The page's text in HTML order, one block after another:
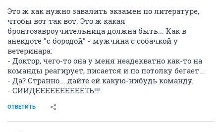
Это ж как нужно завалить экзамен по литературе,
чтобы вот так вот. Это ж какая
бронтозавроучительница должна быть... Как в
анекдоте "с бородой" - мужчина с собачкой у
ветеринара:
- Доктор, чего-то она у меня неадекватно как-то на
команды реагирует, писается и по потолку бегает...
- Да? Странно... дайте ей какую-нибудь команду.
- СИИДЕЕЕЕЕЕЕЕЕЕТЬ!!!
ОТВЕТИТЬ